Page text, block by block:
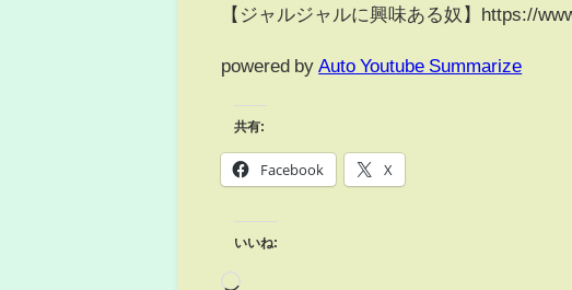
【ジャルジャルに興味ある奴】https://
powered by Auto Youtube Summarize
共有:
Facebook X
いいね: